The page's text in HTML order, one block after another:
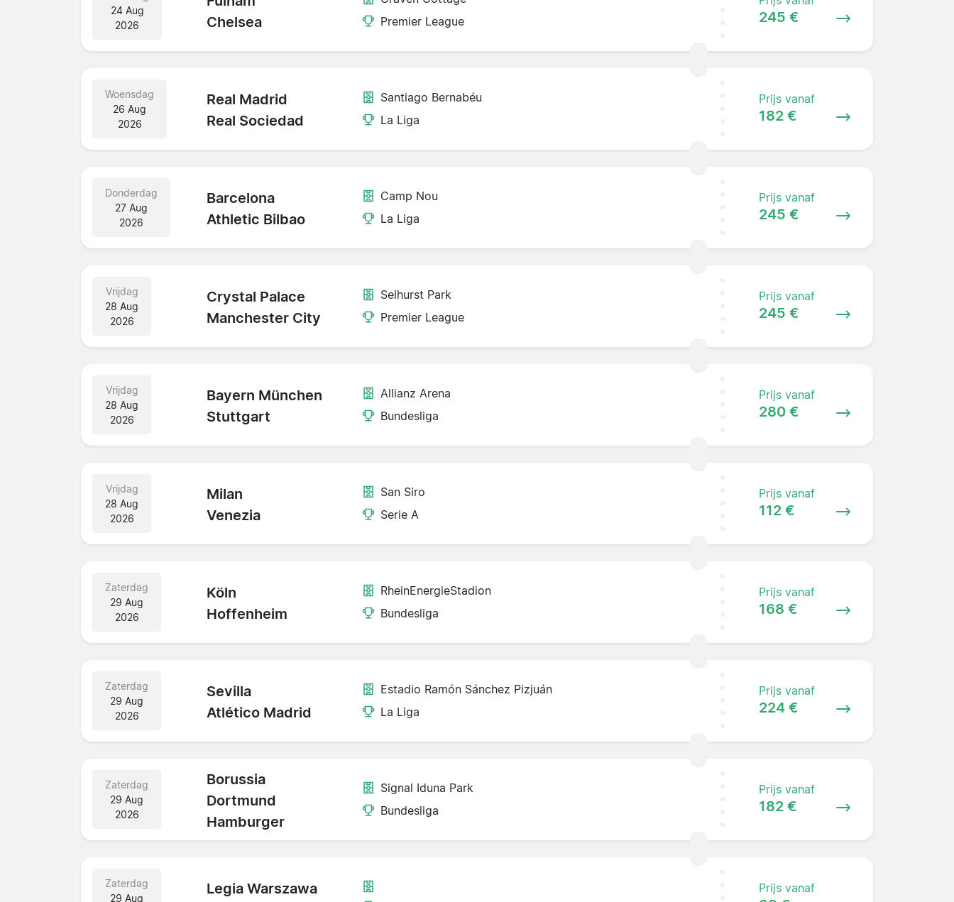
Chelsea
24 Aug
2026
Premier League
245 €
Real Madrid
Real Sociedad
Woensdag
26 Aug
2026
Santiago Bernabéu
La Liga
Prijs vanaf
182 €
Barcelona
Athletic Bilbao
Donderdag
27 Aug
2026
Camp Nou
La Liga
Prijs vanaf
245 €
Crystal Palace
Manchester City
Vrijdag
28 Aug
2026
Selhurst Park
Premier League
Prijs vanaf
245 €
Bayern München
Stuttgart
Vrijdag
28 Aug
2026
Allianz Arena
Bundesliga
Prijs vanaf
280 €
Milan
Venezia
Vrijdag
28 Aug
2026
San Siro
Serie A
Prijs vanaf
112 €
Köln
Hoffenheim
Zaterdag
29 Aug
2026
RheinEnergieStadion
Bundesliga
Prijs vanaf
168 €
Sevilla
Atlético Madrid
Zaterdag
29 Aug
2026
Estadio Ramón Sánchez Pizjuán
La Liga
Prijs vanaf
224 €
Borussia
Dortmund
Hamburger
Zaterdag
29 Aug
2026
Signal Iduna Park
Bundesliga
Prijs vanaf
182 €
Legia Warszawa
Zaterdag
29 Aug
Prijs vanaf